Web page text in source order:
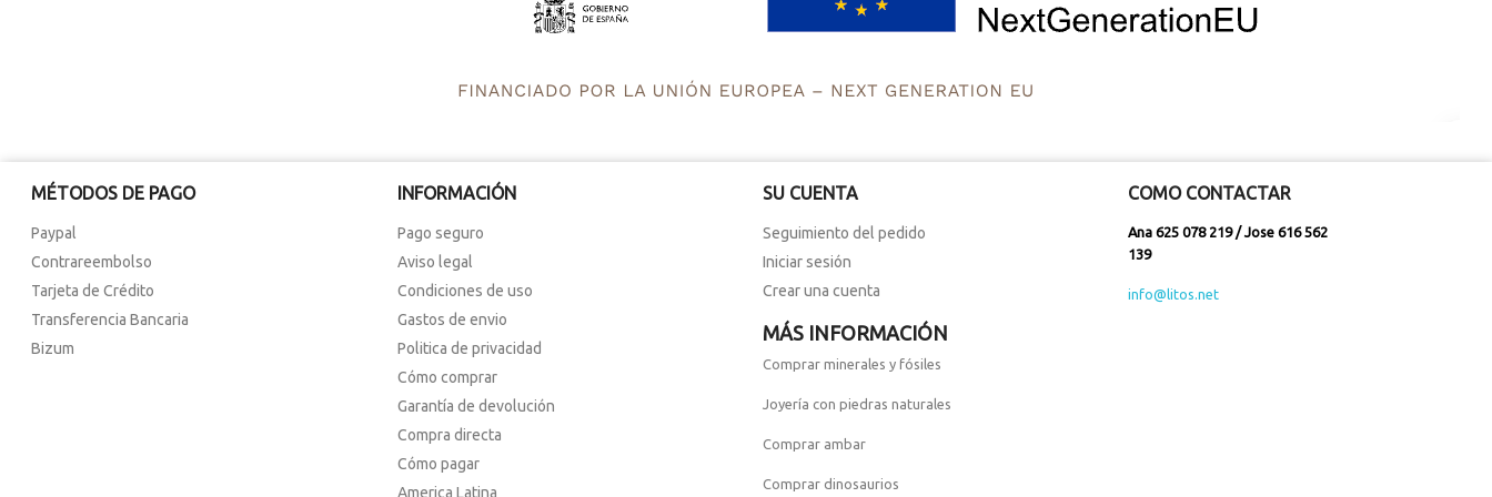
MÉTODOS DE PAGO
Paypal
Contrareembolso
Tarjeta de Crédito
Transferencia Bancaria
Bizum
INFORMACIÓN
Pago seguro
Aviso legal
Condiciones de uso
Gastos de envio
Politica de privacidad
Cómo comprar
Garantía de devolución
Compra directa
Cómo pagar
America Latina
SU CUENTA
Seguimiento del pedido
Iniciar sesión
Crear una cuenta
COMO CONTACTAR
Ana 625 078 219 / Jose 616 562
139
info@litos.net
MÁS INFORMACIÓN
Comprar minerales y fósiles
Joyería con piedras naturales
Comprar ambar
Comprar dinosaurios